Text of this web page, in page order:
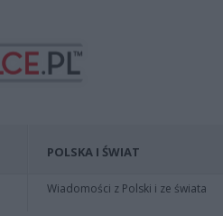
POLSKA I ŚWIAT
Wiadomości z Polski i ze świata